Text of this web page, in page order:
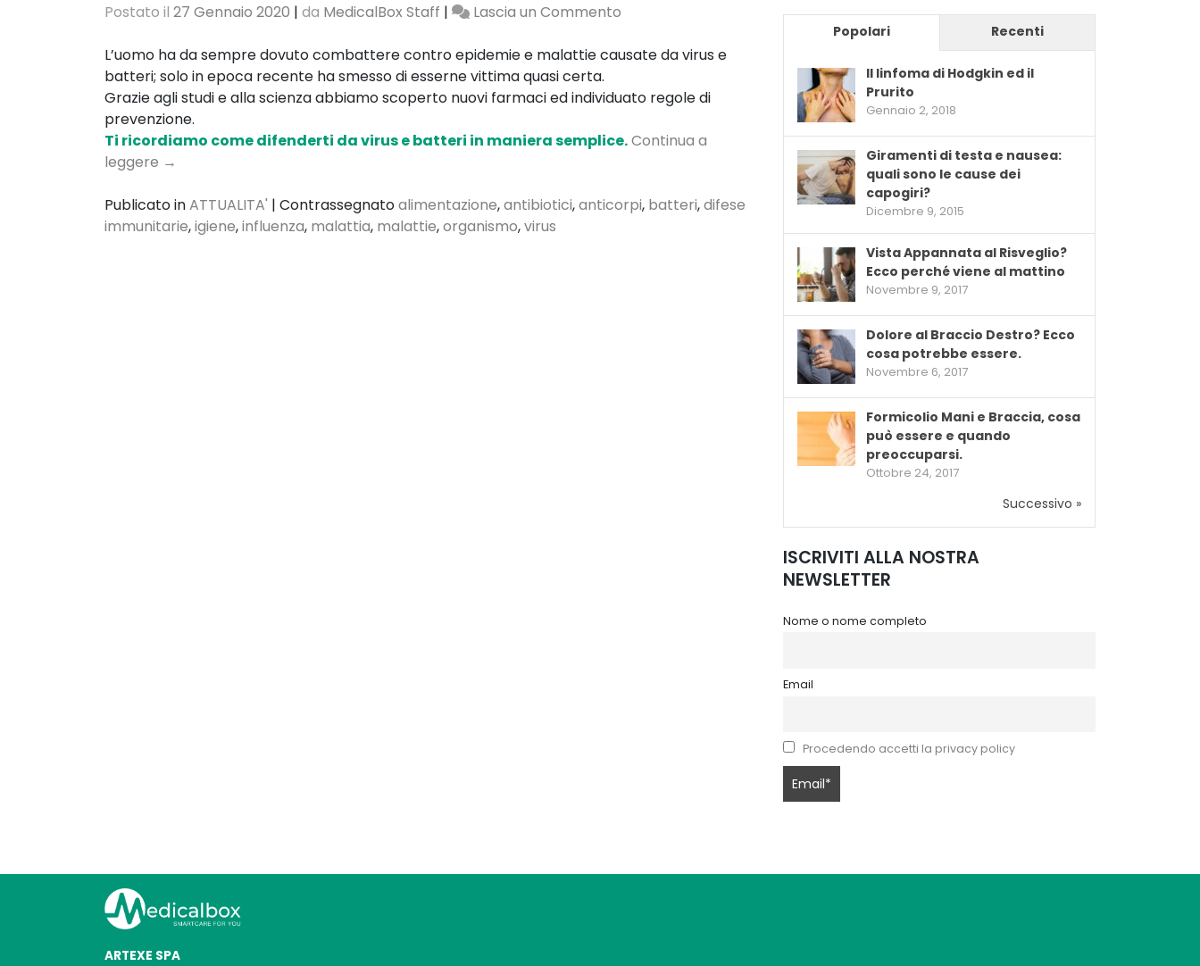
Postato il 27 Gennaio 2020 | da MedicalBox Staff | Lascia un Commento
difendersi
virus
batteri
L’uomo ha da sempre dovuto combattere contro epidemie e malattie causate da virus e
batteri; solo in epoca recente ha smesso di esserne vittima quasi certa.
Grazie agli studi e alla scienza abbiamo scoperto nuovi farmaci ed individuato regole di
prevenzione.
Ti ricordiamo come difenderti da virus e batteri in maniera semplice.Continua a
leggere →
Publicato inATTUALITA' | Contrassegnatoalimentazione,antibiotici,anticorpi, batteri,difese
immunitarie,igiene,influenza, malattia, malattie,organismo,virus
Popolari Recenti
Il linfoma di Hodgkin ed il
Prurito
Gennaio 2, 2018
Giramenti di testa e nausea:
quali sono le cause dei
capogiri?
Dicembre 9, 2015
Vista Appannata al Risveglio?
Ecco perché viene al mattino
Novembre 9, 2017
Dolore al Braccio Destro? Ecco
cosa potrebbe essere.
Novembre 6, 2017
Formicolio Mani e Braccia, cosa
può essere e quando
preoccuparsi.
Ottobre 24, 2017
Successivo »
ISCRIVITI ALLA NOSTRA
NEWSLETTER
Nome o nome completo
Email
Procedendo accetti la privacy policy
ARTEXE SPA